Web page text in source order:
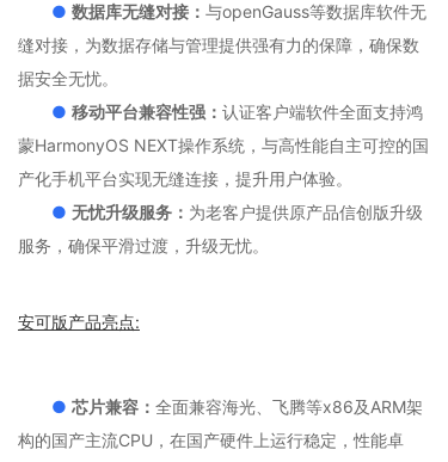
● 数据库无缝对接： 与openGauss等数据库软件无
缝对接，为数据存储与管理提供强有力的保障，确保数
据安全无忧。
● 移动平台兼容性强： 认证客户端软件全面支持鸿
蒙HarmonyOS NEXT操作系统，与高性能自主可控的国
产化手机平台实现无缝连接，提升用户体验。
● 无忧升级服务： 为老客户提供原产品信创版升级
服务，确保平滑过渡，升级无忧。
安可版产品亮点:
● 芯片兼容： 全面兼容海光、飞腾等x86及ARM架
构的国产主流CPU，在国产硬件上运行稳定，性能卓